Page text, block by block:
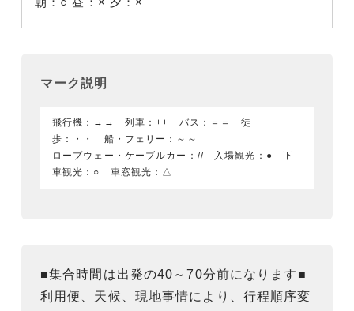
マーク説明
飛行機：→→ 列車：++ バス：＝＝ 徒
歩：・・ 船・フェリー：～～
ロープウェー・ケーブルカー：// 入場観光：● 下
車観光：○ 車窓観光：△
■集合時間は出発の40～70分前になります■
利用便、天候、現地事情により、行程順序変